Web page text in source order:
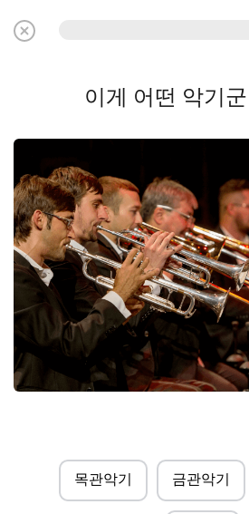
이게 어떤 악기
목관악기 금관악기